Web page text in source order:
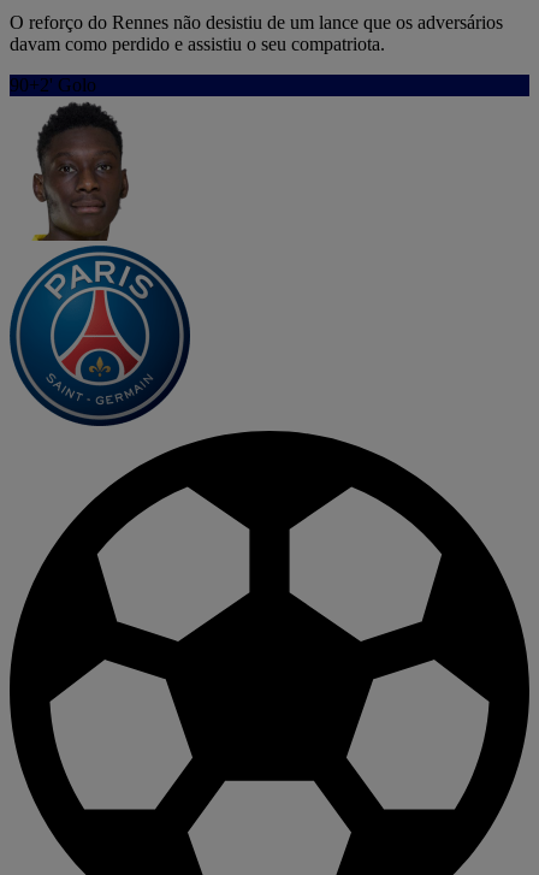
O reforço do Rennes não desistiu de um lance que os adversários
davam como perdido e assistiu o seu compatriota.
90+2' Golo